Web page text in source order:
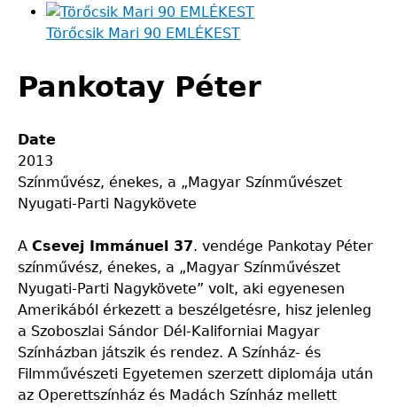
Törőcsik Mari 90 EMLÉKEST
Pankotay Péter
Date
2013
Színművész, énekes, a „Magyar Színművészet
Nyugati-Parti Nagykövete
A Csevej Immánuel 37. vendége Pankotay Péter
színművész, énekes, a „Magyar Színművészet
Nyugati-Parti Nagykövete” volt, aki egyenesen
Amerikából érkezett a beszélgetésre, hisz jelenleg
a Szoboszlai Sándor Dél-Kaliforniai Magyar
Színházban játszik és rendez. A Színház- és
Filmművészeti Egyetemen szerzett diplomája után
az Operettszínház és Madách Színház mellett